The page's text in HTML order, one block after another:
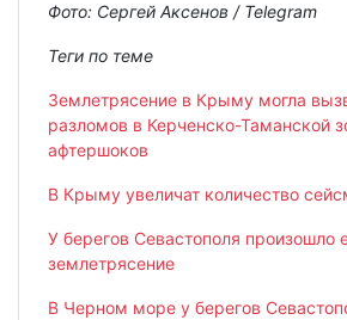
Фото: Сергей Аксенов / Telegram
Теги по теме
Землетрясение в Крыму могла
разломов в Керченско-Таманской
афтершоков
В Крыму увеличат количество
У берегов Севастополя произошло
землетрясение
В Черном море у берегов